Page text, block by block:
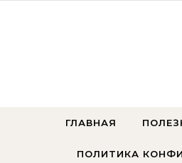
ГЛАВНАЯ
ПОЛИТИКА